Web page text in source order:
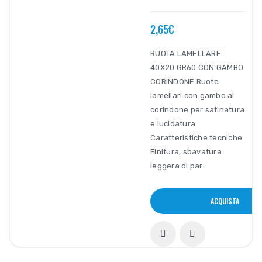
2,65€
RUOTA LAMELLARE
40X20 GR60 CON GAMBO
CORINDONE Ruote
lamellari con gambo al
corindone per satinatura
e lucidatura.
Caratteristiche tecniche:
Finitura, sbavatura
leggera di par..
ACQUISTA